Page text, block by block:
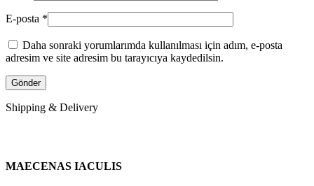
E-posta *
Daha sonraki yorumlarımda kullanılması için adım, e-posta
adresim ve site adresim bu tarayıcıya kaydedilsin.
Shipping & Delivery
MAECENAS IACULIS